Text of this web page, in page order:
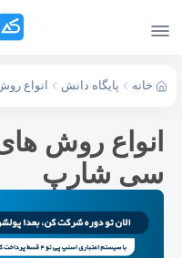
خانه پایگاه دانش انواع
انواع روش
سی شارپ